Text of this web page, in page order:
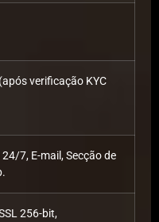
verificação KYC
7, E-mail, Secção de
256-bit,